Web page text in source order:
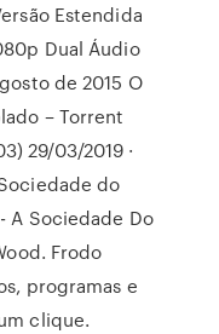
Estendida
Dual Áudio
de 2015 O
– Torrent
29/03/2019 ·
do
A Sociedade Do
Frodo
programas e
clique.